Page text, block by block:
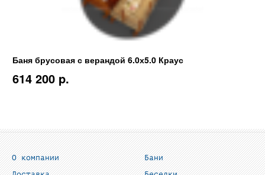
Баня брусовая с верандой 6.0х5.0 Краус
614 200 p.
О компании
Бани